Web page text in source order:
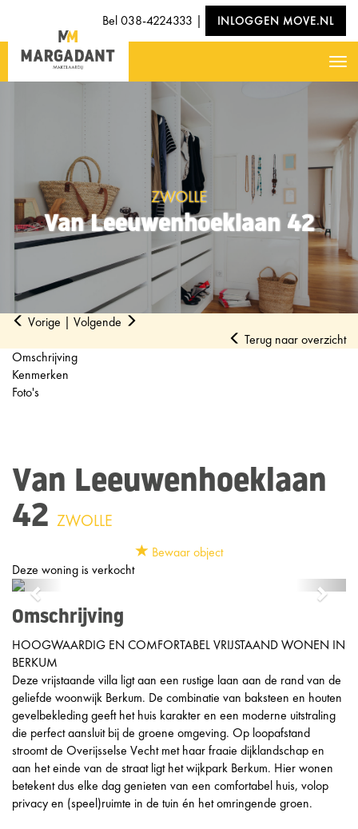
Bel038-4224333 | INLOGGEN MOVE.NL
Van Leeuwenhoeklaan 42
ZWOLLE
Vorige | Volgende
Terug naar overzicht
Omschrijving
Kenmerken
Foto's
Van Leeuwenhoeklaan
42 ZWOLLE
Bewaar object
Deze woning is verkocht
Previous Next
Omschrijving
HOOGWAARDIG EN COMFORTABEL VRIJSTAAND WONEN IN
BERKUM
Deze vrijstaande villa ligt aan een rustige laan aan de rand van de
geliefde woonwijk Berkum. De combinatie van baksteen en houten
gevelbekleding geeft het huis karakter en een moderne uitstraling
die perfect aansluit bij de groene omgeving. Op loopafstand
stroomt de Overijsselse Vecht met haar fraaie dijklandschap en
aan het einde van de straat ligt het wijkpark Berkum. Hier wonen
betekent dus elke dag genieten van een comfortabel huis, volop
privacy en (speel)ruimte in de tuin én het omringende groen.